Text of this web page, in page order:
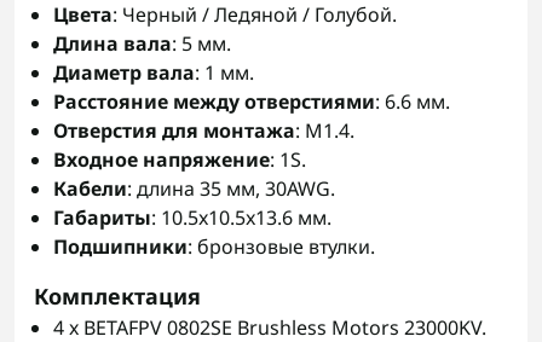
Цвета: Черный / Ледяной / Голубой.
Длина вала: 5 мм.
Диаметр вала: 1 мм.
Расстояние между отверстиями: 6.6 мм.
Отверстия для монтажа: M1.4.
Входное напряжение: 1S.
Кабели: длина 35 мм, 30AWG.
Габариты: 10.5x10.5x13.6 мм.
Подшипники: бронзовые втулки.
Комплектация
4 x BETAFPV 0802SE Brushless Motors 23000KV.